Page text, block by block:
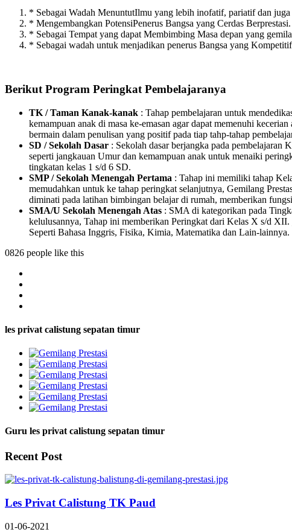
* Sebagai Wadah MenuntutIlmu yang lebih inofatif, pariatif dan
* Mengembangkan PotensiPenerus Bangsa yang Cerdas Berprestasi.
* Sebagai Tempat yang dapat Membimbing Masa depan yang
* Sebagai wadah untuk menjadikan penerus Bangsa yang
Berikut Program Peringkat Pembelajaranya
TK / Taman Kanak-kanak : Tahap pembelajaran untuk
kemampuan anak di masa ke-emasan agar dapat memenuhi
bermain dalam penulisan yang positif pada tiap tahp-tahap
SD / Sekolah Dasar : Sekolah dasar berjangka pada pembelajaran
seperti jangkauan Umur dan kemampuan anak untuk menaiki
tingkatan kelas 1 s/d 6 SD.
SMP / Sekolah Menengah Pertama : Tahap ini memiliki tahap
memudahkan untuk ke tahap peringkat selanjutnya, Gemilang
diminati pada latihan bimbingan belajar di rumah, memberikan
SMA/U Sekolah Menengah Atas : SMA di kategorikan pada
kelulusannya, Tahap ini memberikan Peringkat dari Kelas X s/d XII.
Seperti Bahasa Inggris, Fisika, Kimia, Matematika dan Lain-lainnya.
0826 people like this
les privat calistung sepatan timur
Guru les privat calistung sepatan timur
Recent Post
Les Privat Calistung TK Paud
01-06-2021